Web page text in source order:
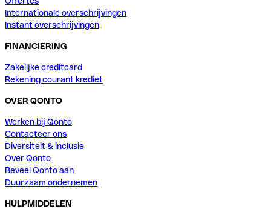
Internationale overschrijvingen
Instant overschrijvingen
FINANCIERING
Zakelijke creditcard
Rekening courant krediet
OVER QONTO
Werken bij Qonto
Contacteer ons
Diversiteit & inclusie
Over Qonto
Beveel Qonto aan
Duurzaam ondernemen
HULPMIDDELEN